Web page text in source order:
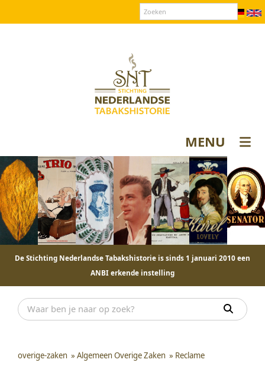
MENU
De Stichting Nederlandse Tabakshistorie is sinds 1 januari 2010 een
ANBI erkende instelling
overige-zaken » Algemeen Overige Zaken » Reclame